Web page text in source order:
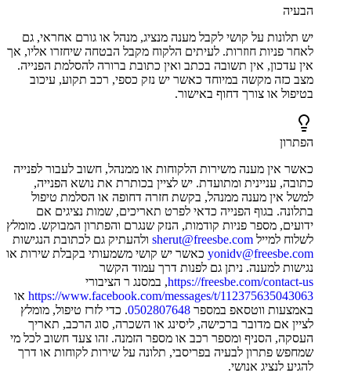
הבעיה
יש תלונות על קושי לקבל מענה מנציג, מנהל או גורם אחראי, גם
לאחר פניות חוזרות. לעיתים הלקוח מקבל הבטחה שיחזרו אליו, אך
אין עדכון, אין תשובה בכתב ואין כתובת ברורה להסלמת הפנייה.
מצב כזה מקשה במיוחד כאשר יש נזק כספי, רכב תקוע, עיכוב
בטיפול או צורך דחוף באישור.
הפתרון
כאשר אין מענה משירות הלקוחות או ממנהל, חשוב לעבור לפנייה
כתובה, עניינית ומתועדת. יש לציין בכותרת את נושא הפנייה,
למשל אין מענה ממנהל, בקשת חזרה דחופה או הסלמת טיפול
בתלונה. בגוף הפנייה כדאי לפרט תאריכים, שמות נציגים אם
ידועים, מספר פניות קודמות, הנזק שנגרם והפתרון המבוקש. מומלץ
לשלוח למייל sherut@freesbe.com ולהעתיק גם לכתובת הנגישות
yonidv@freesbe.com כאשר יש קושי משמעותי בקבלת שירות או
נגישות למענה. ניתן גם לפנות דרך עמוד הקשר
https://freesbe.com/contact-us, במסנג ר הציבורי
https://www.facebook.com/messages/t/112375635043063 או
באמצעות ווטסאפ במספר 0502807648. כדי לזרז טיפול, מומלץ
לציין אם מדובר ברכישה, ליסינג או השכרה, סוג הרכב, תאריך
העסקה, הסניף ומספר רכב או מספר הזמנה. זהו צעד חשוב לכל מי
שמחפש פתרון לבעיה בפריסבי, תלונה על שירות לקוחות או דרך
להגיע לנציג אנושי.